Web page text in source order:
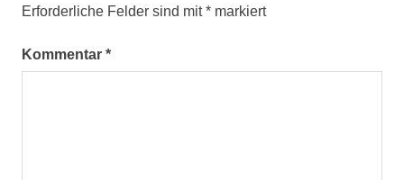
Erforderliche Felder sind mit* markiert
Kommentar *